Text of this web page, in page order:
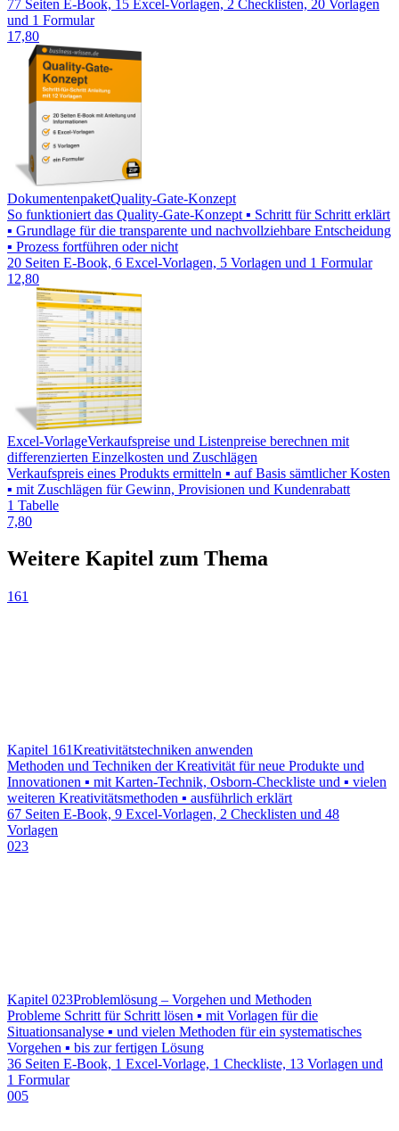
77 Seiten E-Book, 15 Excel-Vorlagen, 2 Checklisten, 20 Vorlagen
und 1 Formular
17,80
DokumentenpaketQuality-Gate-Konzept
So funktioniert das Quality-Gate-Konzept ▪ Schritt für Schritt erklärt
▪ Grundlage für die transparente und nachvollziehbare Entscheidung
▪ Prozess fortführen oder nicht
20 Seiten E-Book, 6 Excel-Vorlagen, 5 Vorlagen und 1 Formular
12,80
Excel-VorlageVerkaufspreise und Listenpreise berechnen mit
differenzierten Einzelkosten und Zuschlägen
Verkaufspreis eines Produkts ermitteln ▪ auf Basis sämtlicher Kosten
▪ mit Zuschlägen für Gewinn, Provisionen und Kundenrabatt
1 Tabelle
7,80
Weitere Kapitel zum Thema
161
Kapitel 161Kreativitätstechniken anwenden
Methoden und Techniken der Kreativität für neue Produkte und
Innovationen ▪ mit Karten-Technik, Osborn-Checkliste und ▪ vielen
weiteren Kreativitätsmethoden ▪ ausführlich erklärt
67 Seiten E-Book, 9 Excel-Vorlagen, 2 Checklisten und 48
Vorlagen
023
Kapitel 023Problemlösung – Vorgehen und Methoden
Probleme Schritt für Schritt lösen ▪ mit Vorlagen für die
Situationsanalyse ▪ und vielen Methoden für ein systematisches
Vorgehen ▪ bis zur fertigen Lösung
36 Seiten E-Book, 1 Excel-Vorlage, 1 Checkliste, 13 Vorlagen und
1 Formular
005